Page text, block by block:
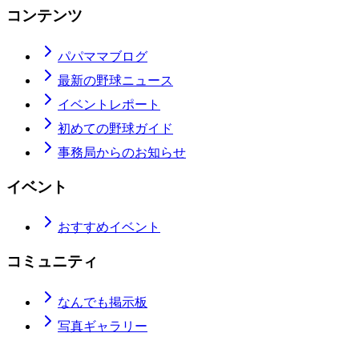
コンテンツ
パパママブログ
最新の野球ニュース
イベントレポート
初めての野球ガイド
事務局からのお知らせ
イベント
おすすめイベント
コミュニティ
なんでも掲示板
写真ギャラリー